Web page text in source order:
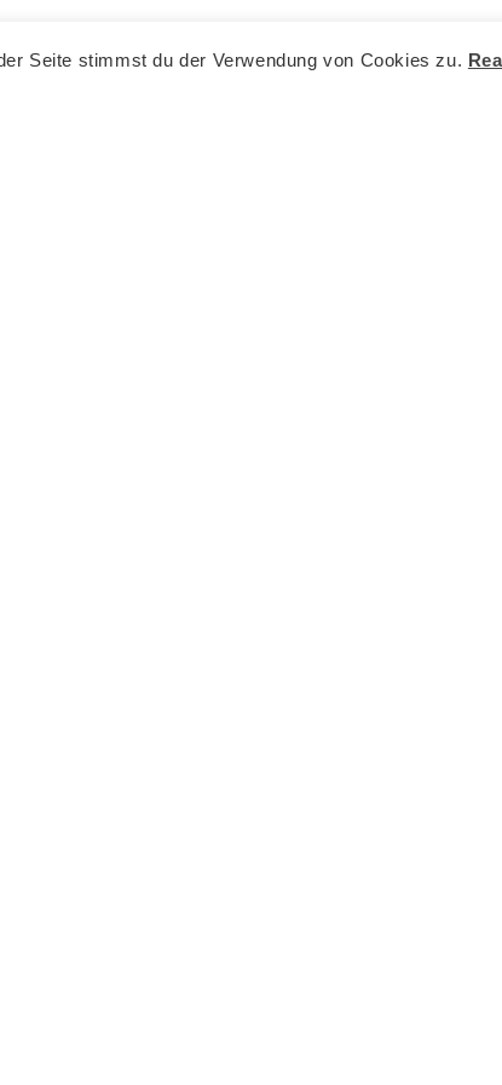
Seite stimmst du der Verwendung von Cookies zu.